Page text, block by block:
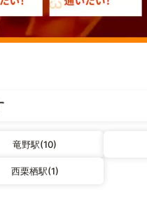
竜野駅(10)
西栗栖駅(1)